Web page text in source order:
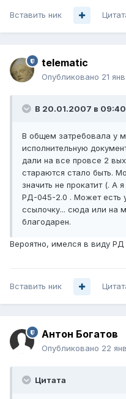
Вставить ник
telematic
Опубликовано 21
В 20.01.2007 в
В общем затребовала у
исполнительную
дали на все провсе 2
стараются стало быть.
значить не прокатит (. А
РД-045-2.0 . Может есть
ссылочку... сюда или на
благодарен.
Вероятно, имелся в виду РД
Вставить ник
Антон Богатов
Опубликовано 22
Цитата